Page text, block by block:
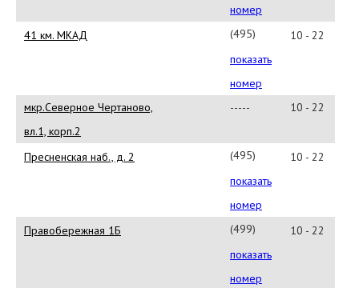
23
номер
41 км. МКАД
(495)
258-
99-
91
показать
номер
10 - 22
мкр.Северное Чертаново,
вл.1, корп.2
----- 10 - 22
Пресненская наб., д. 2
(495)
580-
70-
54
показать
номер
10 - 22
Правобережная 1Б
(499)
951-
04-
показать
номер
10 - 22